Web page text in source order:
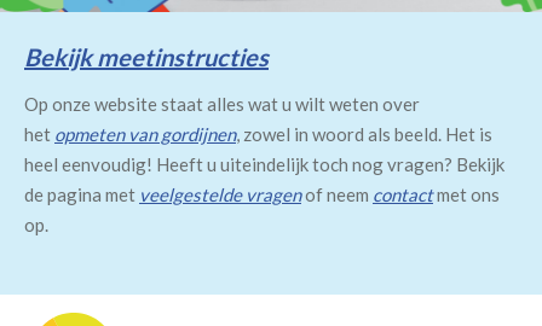
Bekijk meetinstructies
Op onze website staat alles wat u wilt weten over
het opmeten van gordijnen, zowel in woord als beeld. Het is
heel eenvoudig! Heeft u uiteindelijk toch nog vragen? Bekijk
de pagina met veelgestelde vragenof neem contactmet ons
op.